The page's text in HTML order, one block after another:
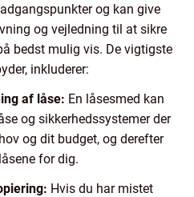
og kan give
og vejledning til at sikre
bedst mulig vis. De vigtigste
inkluderer:
af låse: En låsesmed kan
og sikkerhedssystemer der
og dit budget, og derefter
for dig.
Hvis du har mistet